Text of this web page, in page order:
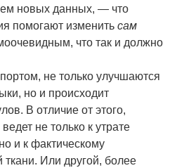
новых данных, — что
помогают изменить сам
что так и должно
не только улучшаются
но и происходит
В отличие от этого,
не только к утрате
и к фактическому
Или другой, более